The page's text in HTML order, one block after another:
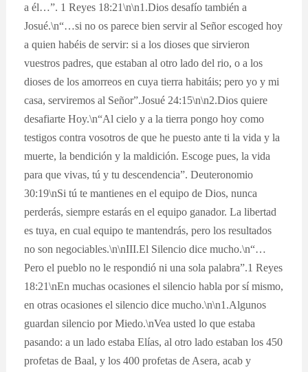
a él…”. 1 Reyes 18:21\n\n1.Dios desafío también a
Josué.\n“…si no os parece bien servir al Señor escoged hoy
a quien habéis de servir: si a los dioses que sirvieron
vuestros padres, que estaban al otro lado del rio, o a los
dioses de los amorreos en cuya tierra habitáis; pero yo y mi
casa, serviremos al Señor”.Josué 24:15\n\n2.Dios quiere
desafiarte Hoy.\n“Al cielo y a la tierra pongo hoy como
testigos contra vosotros de que he puesto ante ti la vida y la
muerte, la bendición y la maldición. Escoge pues, la vida
para que vivas, tú y tu descendencia”. Deuteronomio
30:19\nSi tú te mantienes en el equipo de Dios, nunca
perderás, siempre estarás en el equipo ganador. La libertad
es tuya, en cual equipo te mantendrás, pero los resultados
no son negociables.\n\nIII.El Silencio dice mucho.\n“…
Pero el pueblo no le respondió ni una sola palabra”.1 Reyes
18:21\nEn muchas ocasiones el silencio habla por sí mismo,
en otras ocasiones el silencio dice mucho.\n\n1.Algunos
guardan silencio por Miedo.\nVea usted lo que estaba
pasando: a un lado estaba Elías, al otro lado estaban los 450
profetas de Baal, y los 400 profetas de Asera, acab y